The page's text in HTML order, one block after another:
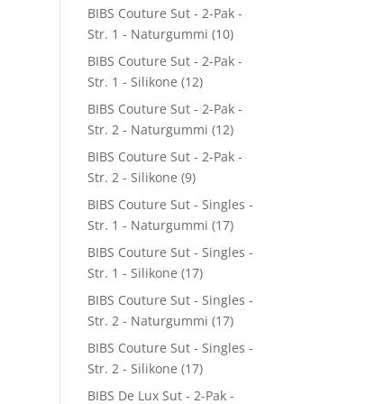
BIBS Couture Sut - 2-Pak -
Str. 1 - Naturgummi (10)
BIBS Couture Sut - 2-Pak -
Str. 1 - Silikone (12)
BIBS Couture Sut - 2-Pak -
Str. 2 - Naturgummi (12)
BIBS Couture Sut - 2-Pak -
Str. 2 - Silikone (9)
BIBS Couture Sut - Singles -
Str. 1 - Naturgummi (17)
BIBS Couture Sut - Singles -
Str. 1 - Silikone (17)
BIBS Couture Sut - Singles -
Str. 2 - Naturgummi (17)
BIBS Couture Sut - Singles -
Str. 2 - Silikone (17)
BIBS De Lux Sut - 2-Pak -